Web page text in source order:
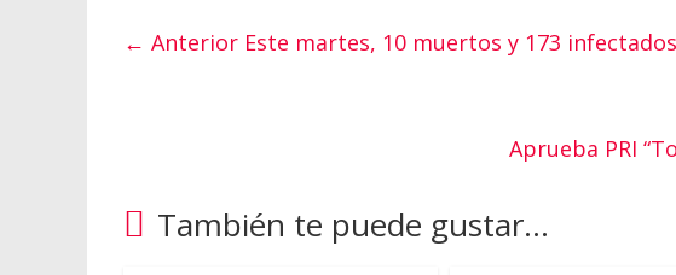
← Anterior Este martes, 10 muertos y 173
Aprueba PRI
También te puede gustar...